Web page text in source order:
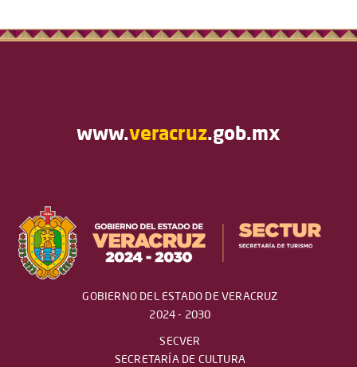
www.veracruz.gob.mx
GOBIERNO DEL ESTADO DE VERACRUZ
2024 - 2030
SECVER
SECRETARÍA DE CULTURA